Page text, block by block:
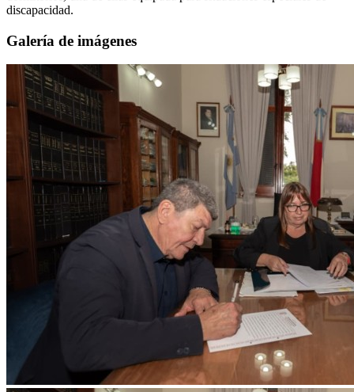
discapacidad.
Galería de imágenes